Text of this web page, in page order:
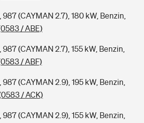
Sicherheit für deine Kids
(CAYMAN 2.7), 180 kW, Benzin,
/ ABE)
(CAYMAN 2.7), 155 kW, Benzin,
/ ABF)
(CAYMAN 2.9), 195 kW, Benzin,
/ ACK)
(CAYMAN 2.9), 155 kW, Benzin,